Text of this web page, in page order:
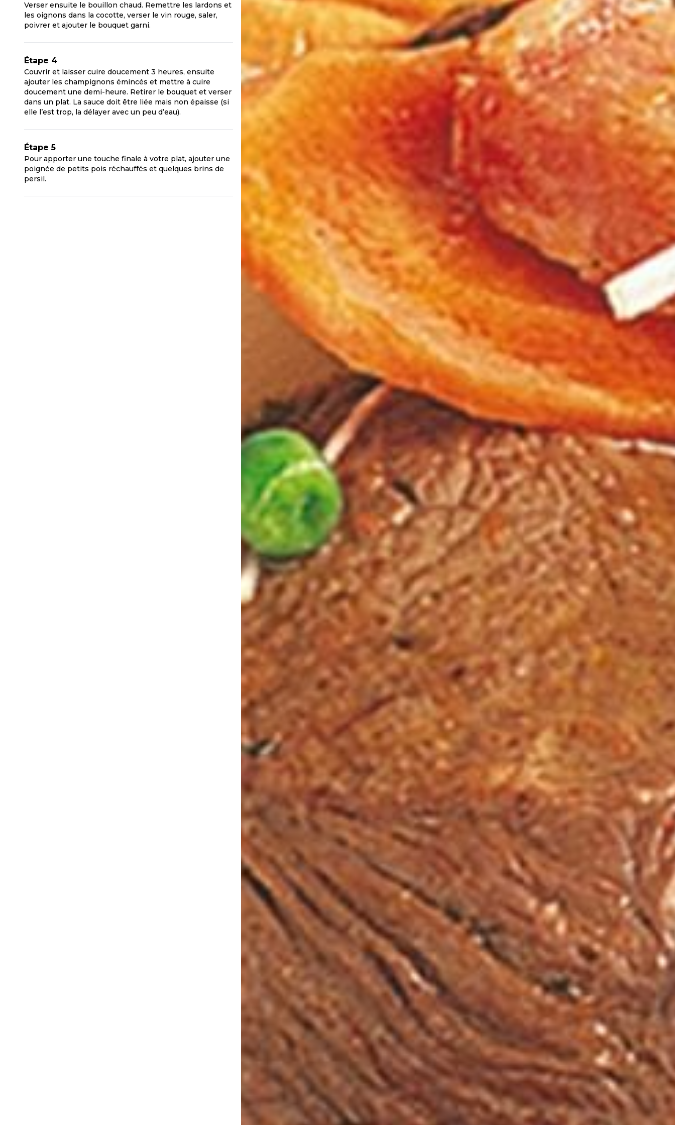
Verser ensuite le bouillon chaud. Remettre les lardons et
les oignons dans la cocotte, verser le vin rouge, saler,
poivrer et ajouter le bouquet garni.
Étape 4
Couvrir et laisser cuire doucement 3 heures, ensuite
ajouter les champignons émincés et mettre à cuire
doucement une demi-heure. Retirer le bouquet et verser
dans un plat. La sauce doit être liée mais non épaisse (si
elle l’est trop, la délayer avec un peu d’eau).
Étape 5
Pour apporter une touche finale à votre plat, ajouter une
poignée de petits pois réchauffés et quelques brins de
persil.